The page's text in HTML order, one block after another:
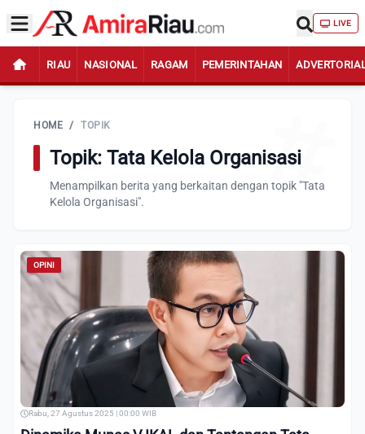
LIVE
RIAU NASIONAL RAGAM PEMERINTAHAN
HOME / TOPIK
Topik: Tata Kelola Organisasi
Menampilkan berita yang berkaitan dengan topik "Tata
Kelola Organisasi".
OPINI
Rabu, 27 Agustus 2025 | 00:00 WIB